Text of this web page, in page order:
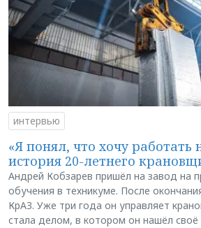
интервью
«Я понял, что хочу работать
история 20-летнего
Андрей Кобзарев пришёл на завод на
обучения в техникуме. После
КрАЗ. Уже три года он управляет
стала делом, в котором он нашёл своё